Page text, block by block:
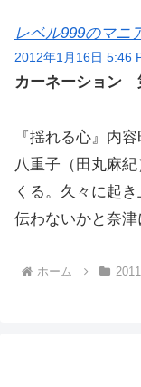
レベル999のマニ
2012年1月16日 5:46
カーネーション
『揺れる心』内
八重子（田丸麻
くる。久々に起
伝わないかと奈
ホーム